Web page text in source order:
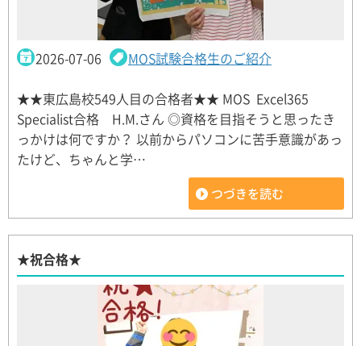
2026-07-06 MOS試験合格生のご紹介
★★東広島校549人目の合格者★★ MOS Excel365
Specialist合格 H.M.さん ◎資格を目指そうと思ったき
っかけは何ですか？ 以前からパソコンに苦手意識があっ
たけど、ちゃんと学…
つづきを読む
★祝合格★